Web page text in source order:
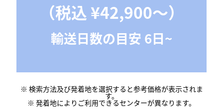
（税込 ¥42,900〜）
輸送日数の目安 6日~
※ 検索方法及び発着地を選択すると参考価格が表示されま
す。
※ 発着地によりご利用できるセンターが異なります。